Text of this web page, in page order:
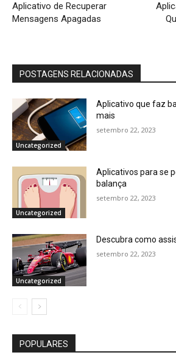
Aplicativo de Recuperar
Mensagens Apagadas
POSTAGENS RELACIONADAS
Uncategorized
Aplicativo que faz
mais
setembro 22, 2023
Uncategorized
Aplicativos para se
balança
setembro 22, 2023
Uncategorized
Descubra como
setembro 22, 2023
POPULARES